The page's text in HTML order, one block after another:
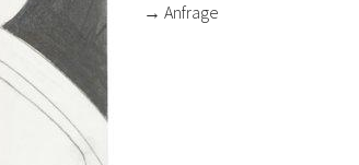
→ Anfrage